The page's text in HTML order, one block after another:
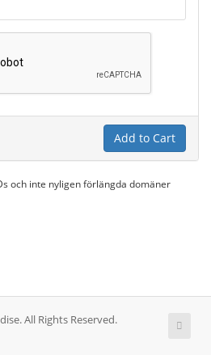
Add to Cart
och inte nyligen förlängda domäner
All Rights Reserved.